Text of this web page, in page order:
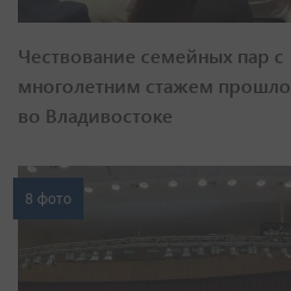
Чествование семейных пар с
многолетним стажем прошло
во Владивостоке
8 фото